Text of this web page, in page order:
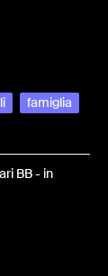
famiglia
BB - in